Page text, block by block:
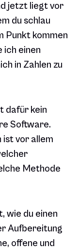
jetzt liegt vor
du schlau
Punkt kommen
ich einen
in Zahlen zu
dafür kein
Software.
ist vor allem
Methode
wie du einen
Aufbereitung
offene und